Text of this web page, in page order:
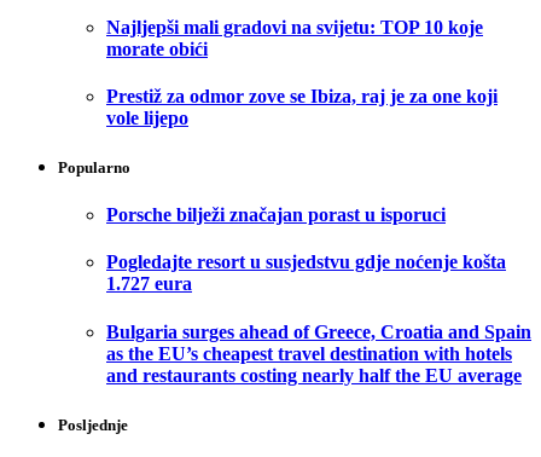
Najljepši mali gradovi na svijetu: TOP 10 koje
morate obići
Prestiž za odmor zove se Ibiza, raj je za one koji
vole lijepo
Popularno
Porsche bilježi značajan porast u isporuci
Pogledajte resort u susjedstvu gdje noćenje košta
1.727 eura
Bulgaria surges ahead of Greece, Croatia and Spain
as the EU’s cheapest travel destination with hotels
and restaurants costing nearly half the EU average
Posljednje